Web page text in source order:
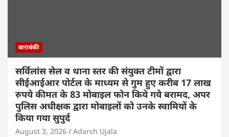
बाराबंकी
सर्विलांस सेल व थाना स्तर की संयुक्त टीमों द्वारा
सीईआईआर पोर्टल के माध्यम से गुम हुए करीब 17 लाख
रुपये कीमत के 83 मोबाइल फोन किये गये बरामद, अपर
पुलिस अधीक्षक द्वारा मोबाइलों को उनके स्वामियों के
किया गया सुपुर्द
August 3, 2026 Adarsh Ujala